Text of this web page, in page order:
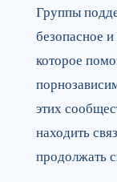
Группы
безопасное
которое
этих
находить
продолжать